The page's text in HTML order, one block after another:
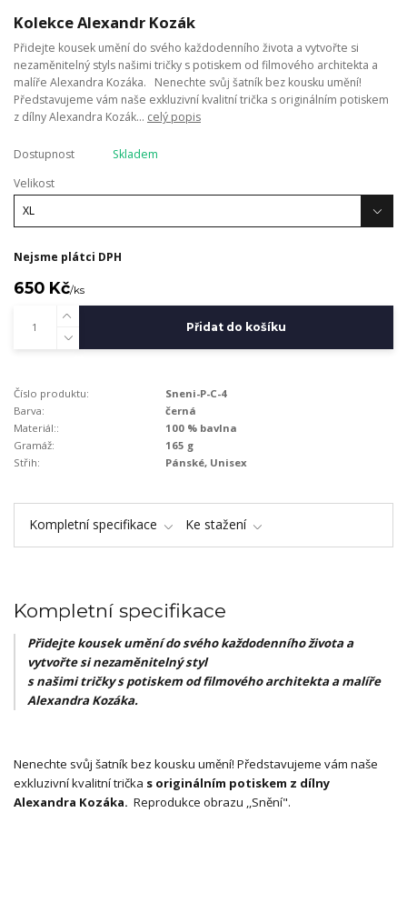
Kolekce Alexandr Kozák
Přidejte kousek umění do svého každodenního života a vytvořte si
nezaměnitelný styls našimi tričky s potiskem od filmového architekta a
malíře Alexandra Kozáka. Nenechte svůj šatník bez kousku umění!
Představujeme vám naše exkluzivní kvalitní trička s originálním potiskem
z dílny Alexandra Kozák... celý popis
Dostupnost
Skladem
Velikost
Nejsme plátci DPH
650 Kč/ks
Přidat do košíku
Číslo produktu:
Sneni-P-C-4
Barva:
černá
Materiál::
100 % bavlna
Gramáž:
165 g
Střih:
Pánské, Unisex
Kompletní specifikace Ke stažení
Kompletní specifikace
Přidejte kousek umění do svého každodenního života a
vytvořte si nezaměnitelný styl
s našimi tričky s potiskem od filmového architekta a malíře
Alexandra Kozáka.
Nenechte svůj šatník bez kousku umění! Představujeme vám naše
exkluzivní kvalitní trička s originálním potiskem z dílny
Alexandra Kozáka. Reprodukce obrazu ,,Snění".